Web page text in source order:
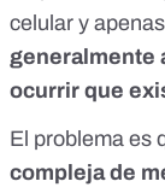
celular y
generalmente
ocurrir que
El problema es
compleja de